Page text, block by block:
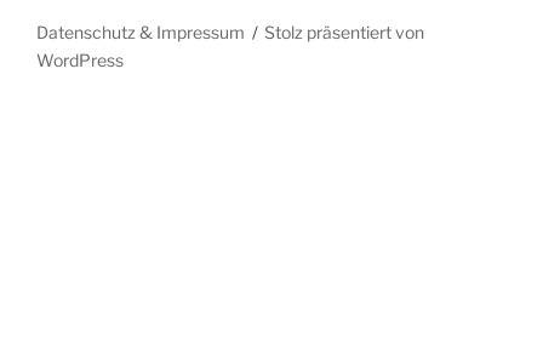
Datenschutz & Impressum
Stolz präsentiert von
WordPress